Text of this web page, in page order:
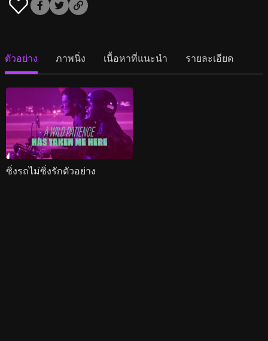
ตัวอย่าง ภาพนิ่ง เนื้อหาที่แนะนำ รายละเอียด
ซิ่งรถไม่ซิ่งรักตัวอย่าง